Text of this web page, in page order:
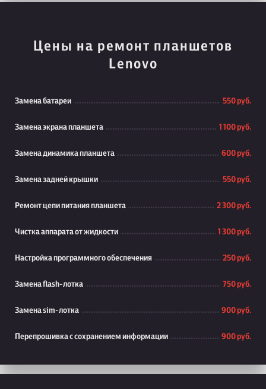
Цены на ремонт планшетов
Lenovo
Замена батареи 550 руб.
Замена экрана планшета 1 100 руб.
Замена динамика планшета 600 руб.
Замена задней крышки 550 руб.
Ремонт цепи питания планшета 2 300 руб.
Чистка аппарата от жидкости 1 300 руб.
Настройка программного обеспечения 250 руб.
Замена flash-лотка 750 руб.
Замена sim-лотка 900 руб.
Перепрошивка с сохранением информации 900 руб.